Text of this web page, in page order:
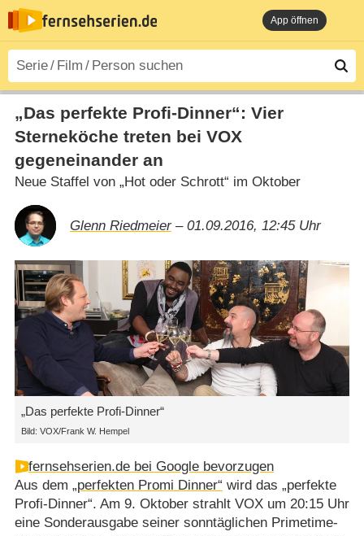
App öffnen
„Das perfekte Profi-Dinner“: Vier
Sterneköche treten bei VOX
gegeneinander an
Neue Staffel von „Hot oder Schrott“ im Oktober
Glenn Riedmeier– 01.09.2016, 12:45 Uhr
„Das perfekte Profi-Dinner“
Bild: VOX/Frank W. Hempel
fernsehserien.de bei Google bevorzugen
Aus dem „perfekten Promi Dinner“ wird das „perfekte
Profi-Dinner“. Am 9. Oktober strahlt VOX um 20:15 Uhr
eine Sonderausgabe seiner sonntäglichen Primetime-